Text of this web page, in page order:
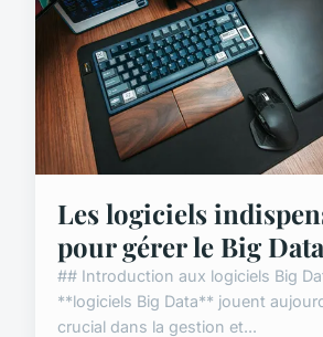
Les logiciels
pour gérer le Big Data
## Introduction aux logiciels Big
**logiciels Big Data** jouent
crucial dans la gestion et...